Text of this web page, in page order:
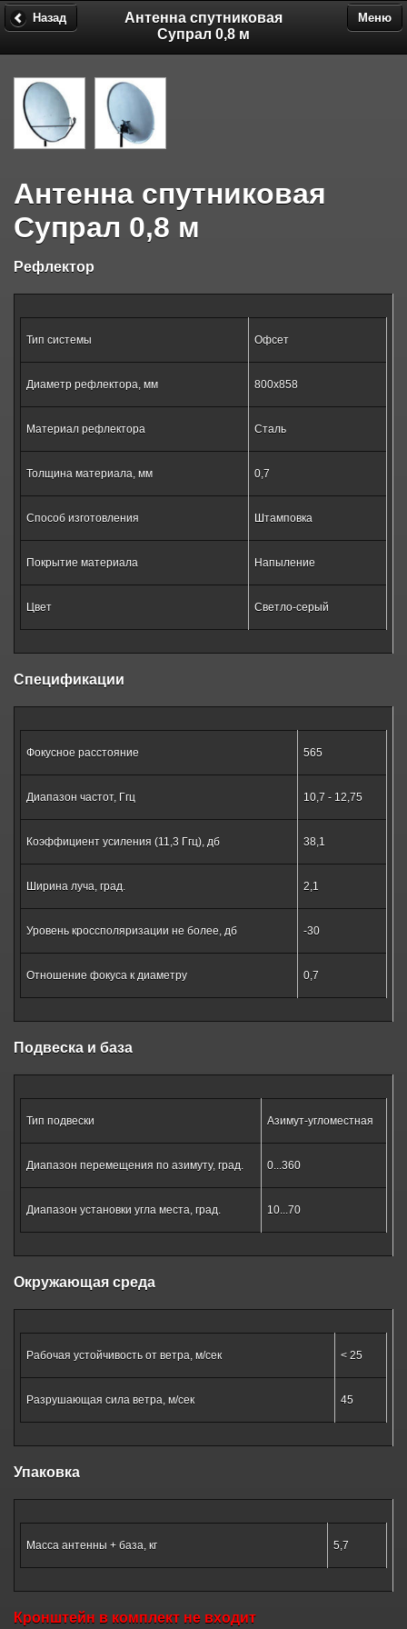
Антенна спутниковая
Супрал 0,8 м
Назад Меню
Антенна спутниковая
Супрал 0,8 м
Рефлектор
Тип системы Офсет
Диаметр рефлектора, мм 800х858
Материал рефлектора Сталь
Толщина материала, мм 0,7
Способ изготовления Штамповка
Покрытие материала Напыление
Цвет Светло-серый
Спецификации
Фокусное расстояние 565
Диапазон частот, Ггц 10,7 - 12,75
Коэффициент усиления (11,3 Ггц), дб 38,1
Ширина луча, град. 2,1
Уровень кроссполяризации не более, дб -30
Отношение фокуса к диаметру 0,7
Подвеска и база
Тип подвески Азимут-угломестная
Диапазон перемещения по азимуту, град. 0...360
Диапазон установки угла места, град. 10...70
Окружающая среда
Рабочая устойчивость от ветра, м/сек < 25
Разрушающая сила ветра, м/сек 45
Упаковка
Масса антенны + база, кг 5,7
Кронштейн в комплект не входит